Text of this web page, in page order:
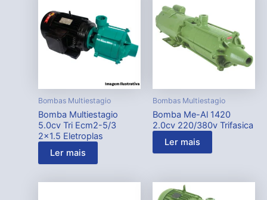
Bombas Multiestagio
Bomba Multiestagio
5.0cv Tri Ecm2-5/3
2×1.5 Eletroplas
Ler mais
Bombas Multiestagio
Bomba Me-Al 1420
2.0cv 220/380v Trifasica
Ler mais